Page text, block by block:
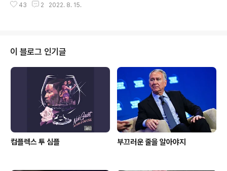
면 거짓말을 사정없이 쳤는데요. "'엄마가 속상해'서 녹취
요. 여,야권에서 '비난과 조롱'의 대상이 된 준석이에 대한
"첫번째 기간은 이정현 전 새누리당 대표 물러가라"면서
'단식투쟁'하다가 "손학규 전 바른미래당 대표 물러가라"며
'녹취록'까고, "본인이 국민의힘 당대표 할 때 잠시 조용했
다가 또다시 이것이 시작된 것이다"고 했습니다. 이어 "그
간 계속해서 본인은 '개혁의 사도'이고 '당권을 쥐고 있는
43 2 2022. 8. 15.
이 블로그 인기글
컴플렉스 투 심플 부끄러운 줄을 알아야지